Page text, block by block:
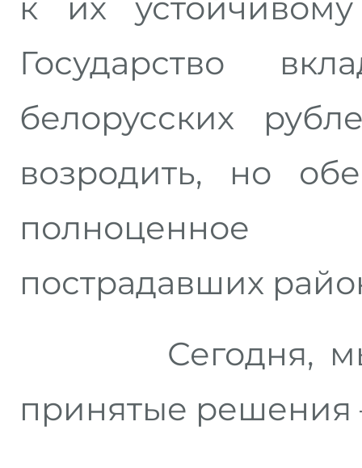
Государство
белорусских
возродить, но
полноценное
пострадавших
Сегодня, мы
принятые решения